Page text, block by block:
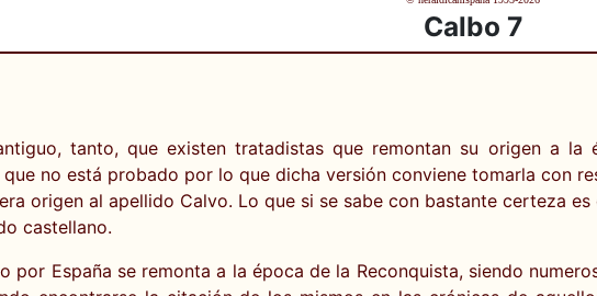
Calbo 7
tanto, que existen tratadistas que remontan su origen a
no está probado por lo que dicha versión conviene tomarla con
origen al apellido Calvo. Lo que si se sabe con bastante certeza
castellano.
por España se remonta a la época de la Reconquista, siendo